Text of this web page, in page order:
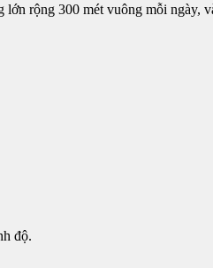
rộng 300 mét vuông mỗi ngày,
độ.